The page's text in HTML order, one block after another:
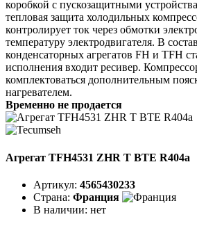
коробкой с пускозащитными
тепловая защита холодильных
контролирует ток через обмотки
температуру электродвигателя. В
конденсаторных агрегатов FH и TFH
исполнения входит ресивер.
комплектоваться дополнительным
нагревателем.
Временно не продается
Агрегат TFH4531 ZHR T BTE R404a
Артикул: 4565430233
Страна: Франция
В наличии: нет